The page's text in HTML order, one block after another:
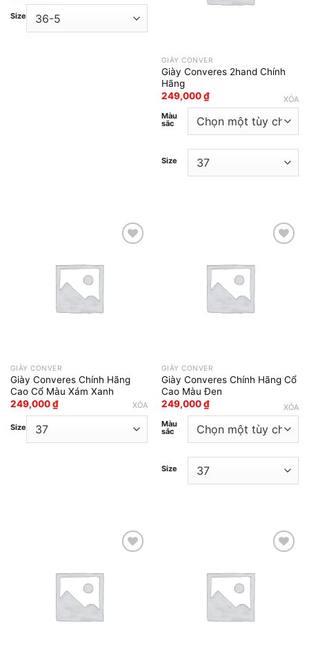
Size
GIÀY CONVER
Giày Converes 2hand Chính
Hãng
249,000₫
Màu
sắc
Size
XÓA
Add to wishlist
GIÀY CONVER
Giày Converes Chính Hãng
Cao Cổ Màu Xám Xanh
249,000₫
Size
XÓA
Add to wishlist
GIÀY CONVER
Giày Converes Chính Hãng Cổ
Cao Màu Đen
249,000₫
Màu
sắc
Size
XÓA
Add to wishlist Add to wishlist